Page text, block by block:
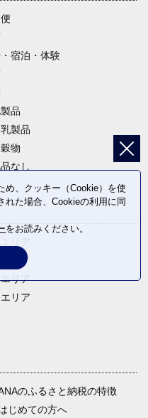
宿泊・体験
品
製品
物
なし
リア
リア
リア
のふるさと納税の特徴
じめての方へ
め、クッキー（Cookie）を使
れた場合、Cookieの利用に同
をお読みください。